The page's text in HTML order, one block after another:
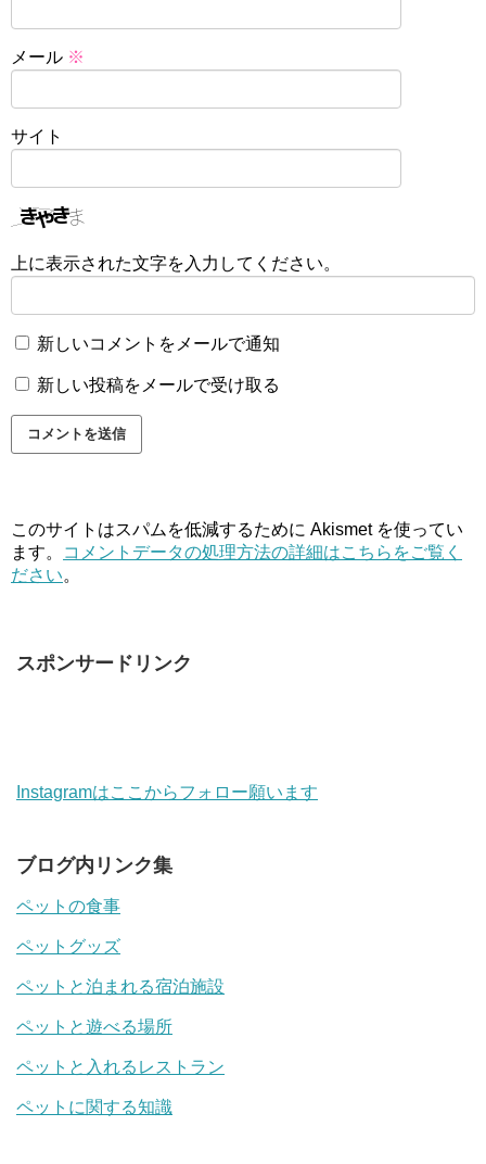
メール ※
サイト
上に表示された文字を入力してください。
新しいコメントをメールで通知
新しい投稿をメールで受け取る
このサイトはスパムを低減するために Akismet を使ってい
ます。
コメントデータの処理方法の詳細はこちらをご覧く
ださい。
スポンサードリンク
Instagramはここからフォロー願います
ブログ内リンク集
ペットの食事
ペットグッズ
ペットと泊まれる宿泊施設
ペットと遊べる場所
ペットと入れるレストラン
ペットに関する知識